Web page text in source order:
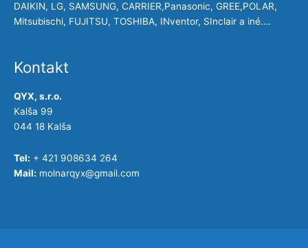
DAIKIN, LG, SAMSUNG, CARRIER,Panasonic, GREE,POLAR,
Mitsubischi, FUJITSU, TOSHIBA, INventor, SInclair a iné….
Kontakt
QYX, s.r.o.
Kalša 99
044 18 Kalša
Tel: + 421 908634 264
Mail: molnarqyx@gmail.com